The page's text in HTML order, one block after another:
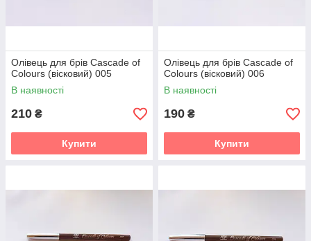
Олівець для брів Cascade of
Colours (вісковий) 005
В наявності
210 ₴
Купити
Олівець для брів Cascade of
Colours (вісковий) 006
В наявності
190 ₴
Купити